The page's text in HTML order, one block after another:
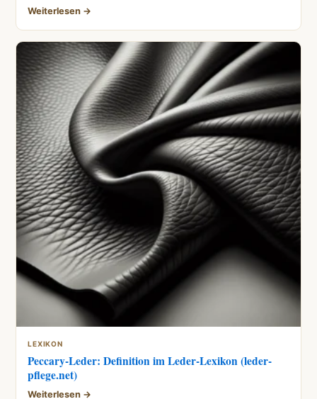
Weiterlesen →
LEXIKON
Peccary-Leder: Definition im Leder-Lexikon (leder-
pflege.net)
Weiterlesen →